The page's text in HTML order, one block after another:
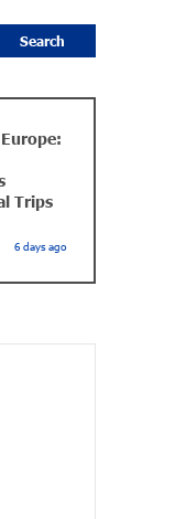
the
the
a year ago
Trips
6 days ago